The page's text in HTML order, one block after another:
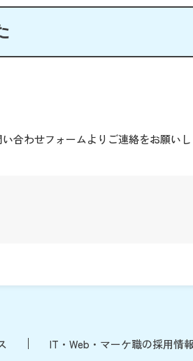
合わせフォームよりご連絡をお願いし
IT・Web・マーケ職の採用情